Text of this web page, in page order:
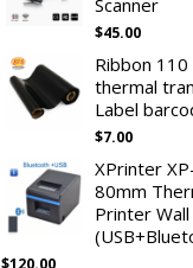
$45.00
Ribbon
thermal
Label
$7.00
XPrinter
80mm
Printer
$120.00